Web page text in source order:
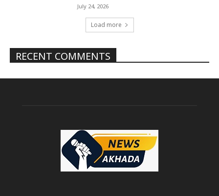
July 24, 2026
Load more
RECENT COMMENTS